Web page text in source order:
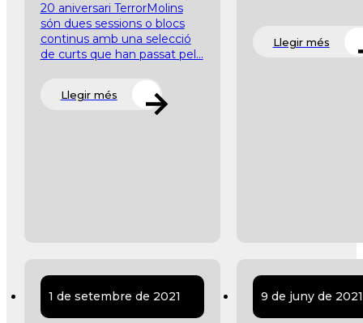
20 aniversari TerrorMolins
són dues sessions o blocs
continus amb una selecció
de curts que han passat pel...
Llegir més
Llegir més
1 de setembre de 2021 9 de juny de 2021